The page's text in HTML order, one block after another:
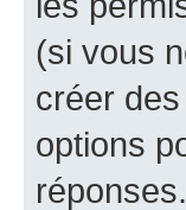
(si vous
créer
options